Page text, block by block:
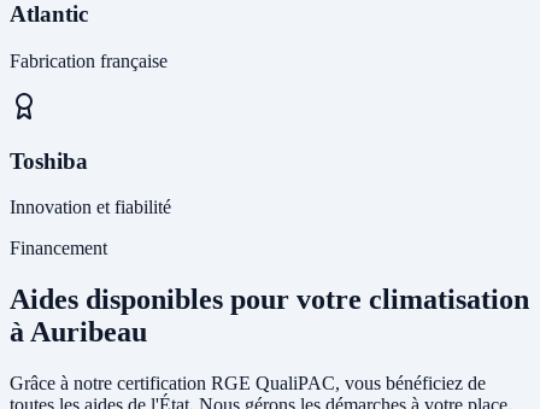
Atlantic
Fabrication française
Toshiba
Innovation et fiabilité
Financement
Aides disponibles pour votre climatisation
à Auribeau
Grâce à notre certification RGE QualiPAC, vous bénéficiez de